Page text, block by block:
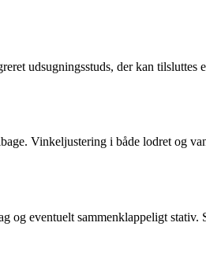
udsugningsstuds, der kan
Vinkeljustering i både lodret og
eventuelt sammenklappeligt stativ.